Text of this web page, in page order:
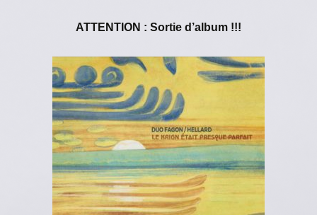
ATTENTION : Sortie d’album !!!